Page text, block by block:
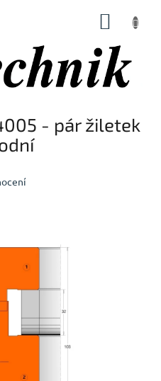
- pár žiletek